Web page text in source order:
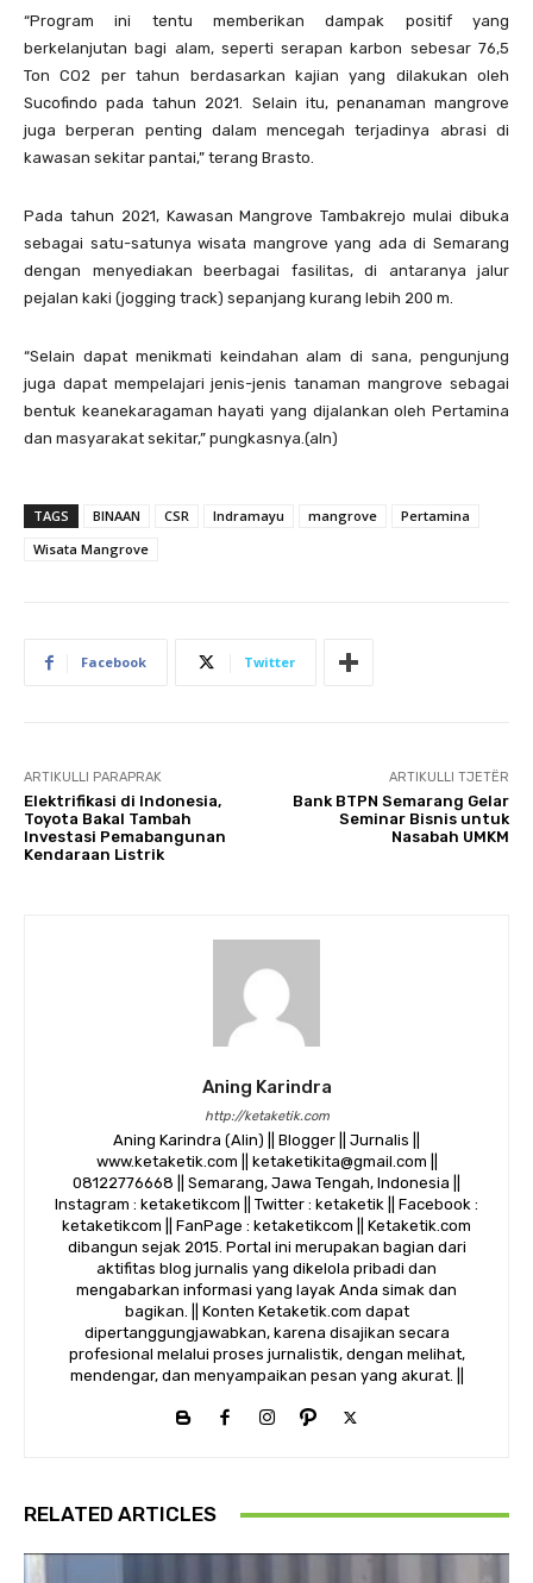
“Program ini tentu memberikan dampak positif yang
berkelanjutan bagi alam, seperti serapan karbon sebesar 76,5
Ton CO2 per tahun berdasarkan kajian yang dilakukan oleh
Sucofindo pada tahun 2021. Selain itu, penanaman mangrove
juga berperan penting dalam mencegah terjadinya abrasi di
kawasan sekitar pantai,” terang Brasto.
Pada tahun 2021, Kawasan Mangrove Tambakrejo mulai dibuka
sebagai satu-satunya wisata mangrove yang ada di Semarang
dengan menyediakan beerbagai fasilitas, di antaranya jalur
pejalan kaki (jogging track) sepanjang kurang lebih 200 m.
“Selain dapat menikmati keindahan alam di sana, pengunjung
juga dapat mempelajari jenis-jenis tanaman mangrove sebagai
bentuk keanekaragaman hayati yang dijalankan oleh Pertamina
dan masyarakat sekitar,” pungkasnya.(aln)
TAGS BINAAN CSR Indramayu mangrove
Pertamina
Wisata Mangrove
Facebook Twitter
ARTIKULLI PARAPRAK
Elektrifikasi di Indonesia,
Toyota Bakal Tambah
Investasi Pemabangunan
Kendaraan Listrik
ARTIKULLI TJETËR
Bank BTPN Semarang Gelar
Seminar Bisnis untuk
Nasabah UMKM
Aning Karindra
http://ketaketik.com
Aning Karindra (Alin) || Blogger || Jurnalis ||
www.ketaketik.com || ketaketikita@gmail.com ||
08122776668 || Semarang, Jawa Tengah, Indonesia ||
Instagram : ketaketikcom || Twitter : ketaketik || Facebook :
ketaketikcom || FanPage : ketaketikcom || Ketaketik.com
dibangun sejak 2015. Portal ini merupakan bagian dari
aktifitas blog jurnalis yang dikelola pribadi dan
mengabarkan informasi yang layak Anda simak dan
bagikan. || Konten Ketaketik.com dapat
dipertanggungjawabkan, karena disajikan secara
profesional melalui proses jurnalistik, dengan melihat,
mendengar, dan menyampaikan pesan yang akurat. ||
RELATED ARTICLES